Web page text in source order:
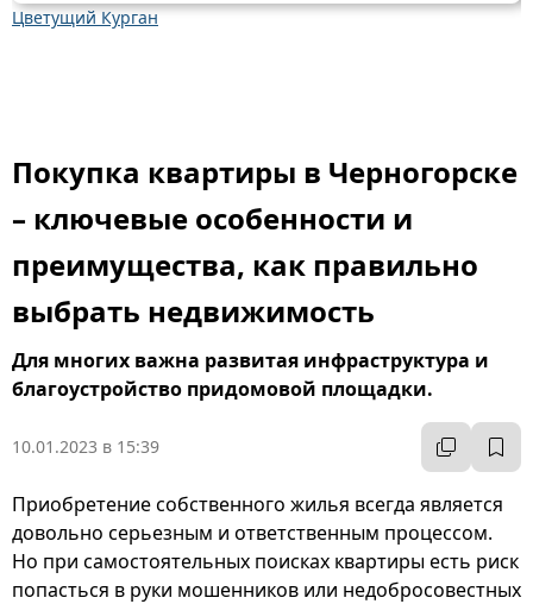
Цветущий Курган
Покупка квартиры в Черногорске
– ключевые особенности и
преимущества, как правильно
выбрать недвижимость
Для многих важна развитая инфраструктура и
благоустройство придомовой площадки.
10.01.2023 в 15:39
Приобретение собственного жилья всегда является
довольно серьезным и ответственным процессом.
Но при самостоятельных поисках квартиры есть риск
попасться в руки мошенников или недобросовестных